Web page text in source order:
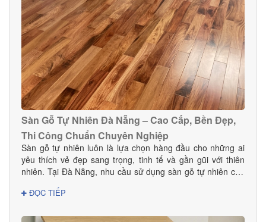
Sàn Gỗ Tự Nhiên Đà Nẵng – Cao Cấp, Bền Đẹp,
Thi Công Chuẩn Chuyên Nghiệp
Sàn gỗ tự nhiên luôn là lựa chọn hàng đầu cho những ai
yêu thích vẻ đẹp sang trọng, tinh tế và gần gũi với thiên
nhiên. Tại Đà Nẵng, nhu cầu sử dụng sàn gỗ tự nhiên cho
mạnh nhờ ưu điểm vượt trội về độ bền và tính thẩm mỹ.
tại Đà Nẵng, Danacomex là lựa chọn hoàn hảo.1. Vì sao
ĐỌC TIẾP